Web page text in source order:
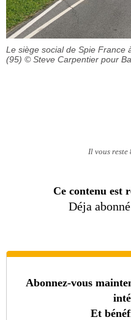
Le siège social de Spie France
(95) © Steve Carpentier pour
Il vous reste
Ce contenu est
Déja
Abonnez-vous
Et